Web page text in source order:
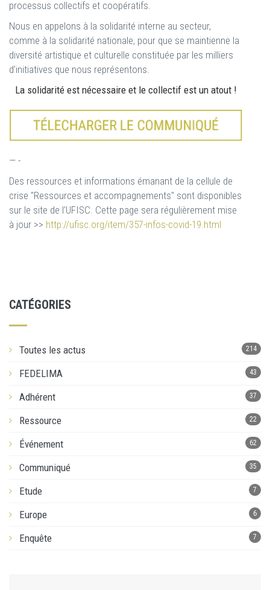
processus collectifs et coopératifs.
Nous en appelons à la solidarité interne au secteur,
comme à la solidarité nationale, pour que se maintienne la
diversité artistique et culturelle constituée par les milliers
d’initiatives que nous représentons.
La solidarité est nécessaire et le collectif est un atout !
— -
Des ressources et informations émanant de la cellule de
crise "Ressources et accompagnements" sont disponibles
sur le site de l’UFISC. Cette page sera régulièrement mise
à jour >> http://ufisc.org/item/357-infos-covid-19.html
CATÉGORIES
Toutes les actus 214
FEDELIMA 43
Adhérent 37
Ressource 22
Événement 62
Communiqué 35
Etude 7
Europe 6
Enquête 7